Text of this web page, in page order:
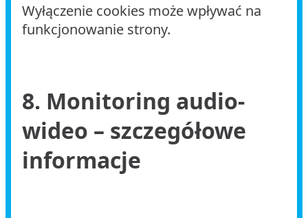
Wyłączenie cookies może wpływać na
funkcjonowanie strony.
8. Monitoring audio-
wideo – szczegółowe
informacje